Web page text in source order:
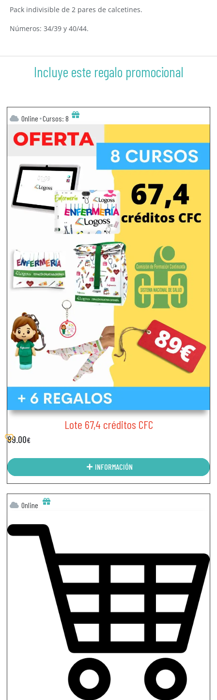
Pack indivisible de 2 pares de calcetines.
Números: 34/39 y 40/44.
Incluye este regalo promocional
Online Cursos: 8
Lote 67,4 créditos CFC
89.00€
INFORMACIÓN
Online